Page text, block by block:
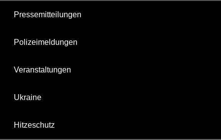
Pressemitteilungen
Polizeimeldungen
Veranstaltungen
Ukraine
Hitzeschutz